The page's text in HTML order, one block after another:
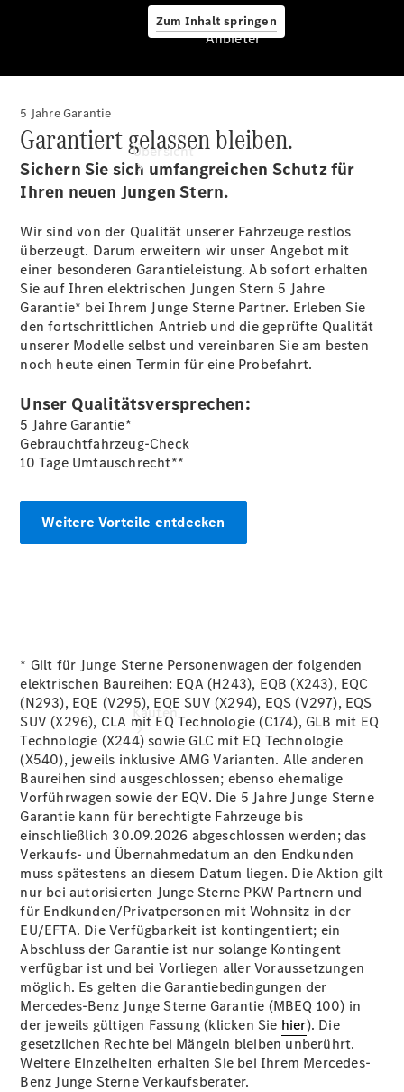
Zum Inhalt springen
Übersicht
Startseite
Ansprechpartner
finden
Beratung
vereinbaren
vereinbaren
vereinbaren
Konfigurator
Tel: +49
3681 444 0
Kaufen
Übersicht
140 Jahre
Innovation
Mercedes-
Benz
Store
Neuwagenangebote
Anbieter
5 Jahre Garantie
Garantiert gelassen bleiben.
Sichern Sie sich umfangreichen Schutz für
Ihren neuen Jungen Stern.
Wir sind von der Qualität unserer Fahrzeuge restlos
überzeugt. Darum erweitern wir unser Angebot mit
einer besonderen Garantieleistung. Ab sofort erhalten
Sie auf Ihren elektrischen Jungen Stern 5 Jahre
Garantie* bei Ihrem Junge Sterne Partner. Erleben Sie
den fortschrittlichen Antrieb und die geprüfte Qualität
unserer Modelle selbst und vereinbaren Sie am besten
noch heute einen Termin für eine Probefahrt.
Unser Qualitätsversprechen:
5 Jahre Garantie*
Gebrauchtfahrzeug-Check
10 Tage Umtauschrecht**
Weitere Vorteile entdecken
* Gilt für Junge Sterne Personenwagen der folgenden
elektrischen Baureihen: EQA (H243), EQB (X243), EQC
(N293), EQE (V295), EQE SUV (X294), EQS (V297), EQS
SUV (X296), CLA mit EQ Technologie (C174), GLB mit EQ
Technologie (X244) sowie GLC mit EQ Technologie
(X540), jeweils inklusive AMG Varianten. Alle anderen
Baureihen sind ausgeschlossen; ebenso ehemalige
Vorführwagen sowie der EQV. Die 5 Jahre Junge Sterne
Garantie kann für berechtigte Fahrzeuge bis
einschließlich 30.09.2026 abgeschlossen werden; das
Verkaufs- und Übernahmedatum an den Endkunden
muss spätestens an diesem Datum liegen. Die Aktion gilt
nur bei autorisierten Junge Sterne PKW Partnern und
für Endkunden/Privatpersonen mit Wohnsitz in der
EU/EFTA. Die Verfügbarkeit ist kontingentiert; ein
Abschluss der Garantie ist nur solange Kontingent
verfügbar ist und bei Vorliegen aller Voraussetzungen
möglich. Es gelten die Garantiebedingungen der
Mercedes-Benz Junge Sterne Garantie (MBEQ 100) in
der jeweils gültigen Fassung (klicken Sie hier). Die
gesetzlichen Rechte bei Mängeln bleiben unberührt.
Weitere Einzelheiten erhalten Sie bei Ihrem Mercedes-
Benz Junge Sterne Verkaufsberater.